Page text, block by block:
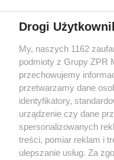
Żaden utwór zamieszczony w
rozpowszechniany lub dalej
tym także elektroniczny lub
eksploatacji w jakiejkolwiek
bez pisemnej zgody
wykorzystanie utworów w
bez właściwej zgody, jest
prawnie.
Drogi
My, naszych 1162
podmioty z Grupy ZPR
przechowujemy
przetwarzamy dane
identyfikatory,
urządzenie czy dane
spersonalizowanych
treści, pomiar reklam i
ulepszanie usług. Za